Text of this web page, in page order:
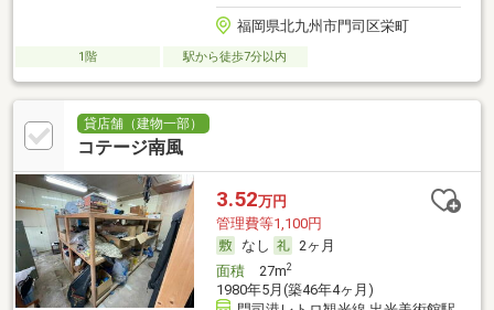
福岡県北九州市門司区栄町
1階 駅から徒歩7分以内
貸店舗（建物一部）
コテージ南風
3.52万円
管理費等1,100円
なし
2ヶ月
面積27m2
1980年5月(築46年4ヶ月)